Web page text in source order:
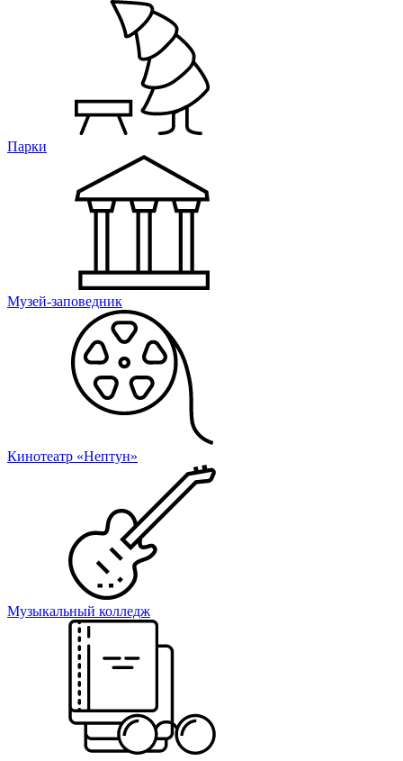
Парки
Музей-заповедник
Кинотеатр «Нептун»
Музыкальный колледж